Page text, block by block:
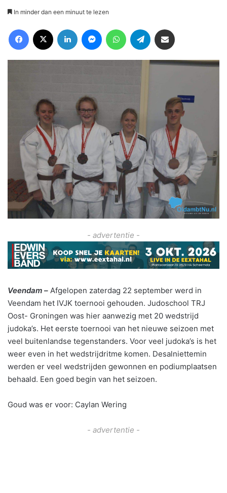
In minder dan een minuut te lezen
- advertentie -
Veendam – Afgelopen zaterdag 22 september werd in
Veendam het IVJK toernooi gehouden. Judoschool TRJ
Oost- Groningen was hier aanwezig met 20 wedstrijd
judoka’s. Het eerste toernooi van het nieuwe seizoen met
veel buitenlandse tegenstanders. Voor veel judoka’s is het
weer even in het wedstrijdritme komen. Desalniettemin
werden er veel wedstrijden gewonnen en podiumplaatsen
behaald. Een goed begin van het seizoen.
Goud was er voor: Caylan Wering
- advertentie -